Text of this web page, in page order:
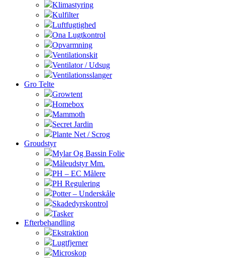
Klimastyring
Kulfilter
Luftfugtighed
Ona Lugtkontrol
Opvarmning
Ventilationskit
Ventilator / Udsug
Ventilationsslanger
Gro Telte
Growtent
Homebox
Mammoth
Secret Jardin
Plante Net / Scrog
Groudstyr
Mylar Og Bassin Folie
Måleudstyr Mm.
PH – EC Målere
PH Regulering
Potter – Underskåle
Skadedyrskontrol
Tasker
Efterbehandling
Ekstraktion
Lugtfjerner
Microskop